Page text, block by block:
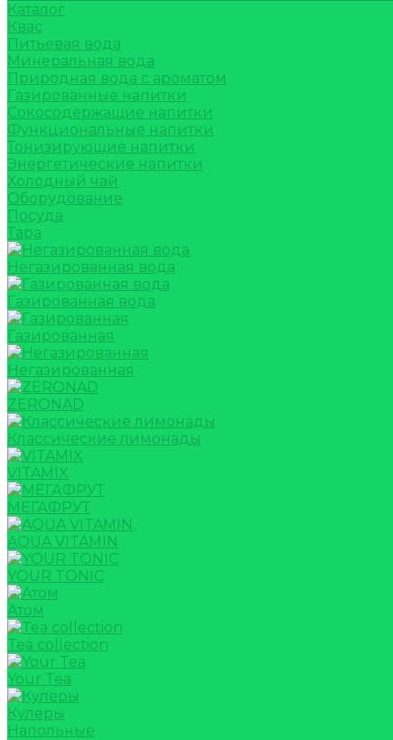
Каталог
Квас
Питьевая вода
Минеральная вода
Природная вода с ароматом
Газированные напитки
Сокосодержащие напитки
Функциональные напитки
Тонизирующие напитки
Энергетические напитки
Холодный чай
Оборудование
Посуда
Тара
Негазированная вода
Газированная вода
Газированная
Негазированная
ZERONAD
Классические лимонады
VITAMIX
МЕГАФРУТ
AQUA VITAMIN
YOUR TONIC
Атом
Tea collection
Your Tea
Кулеры
Напольные